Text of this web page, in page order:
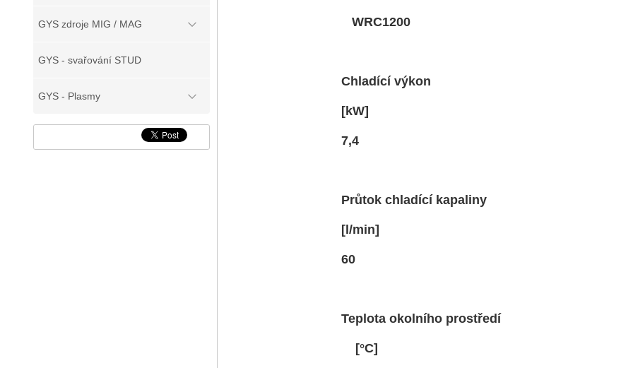
GYS zdroje MIG / MAG
GYS - svařování STUD
GYS - Plasmy
WRC1200
Chladící výkon
[kW]
7,4
Průtok chladící kapaliny
[l/min]
60
Teplota okolního prostředí
[°C]